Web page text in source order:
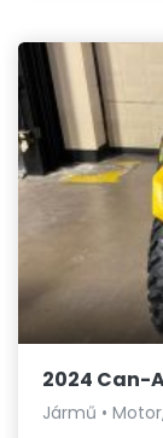
2024 Can-
Jármű •